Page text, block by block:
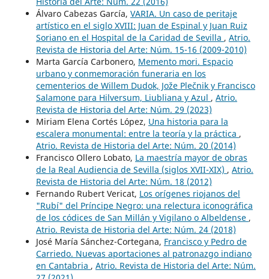
Álvaro Cabezas García, VARIA. Un caso de peritaje
artístico en el siglo XVIII: Juan de Espinal y Juan Ruiz
Soriano en el Hospital de la Caridad de Sevilla , Atrio.
Revista de Historia del Arte: Núm. 15-16 (2009-2010)
Marta García Carbonero, Memento mori. Espacio
urbano y conmemoración funeraria en los
cementerios de Willem Dudok, Jože Plečnik y Francisco
Salamone para Hilversum, Liubliana y Azul , Atrio.
Revista de Historia del Arte: Núm. 29 (2023)
Miriam Elena Cortés López, Una historia para la
escalera monumental: entre la teoría y la práctica ,
Atrio. Revista de Historia del Arte: Núm. 20 (2014)
Francisco Ollero Lobato, La maestría mayor de obras
de la Real Audiencia de Sevilla (siglos XVII-XIX) , Atrio.
Revista de Historia del Arte: Núm. 18 (2012)
Fernando Rubert Vericat, Los orígenes riojanos del
"Rubí" del Príncipe Negro: una relectura iconográfica
de los códices de San Millán y Vigilano o Albeldense ,
Atrio. Revista de Historia del Arte: Núm. 24 (2018)
José María Sánchez-Cortegana, Francisco y Pedro de
Carriedo. Nuevas aportaciones al patronazgo indiano
en Cantabria , Atrio. Revista de Historia del Arte: Núm.